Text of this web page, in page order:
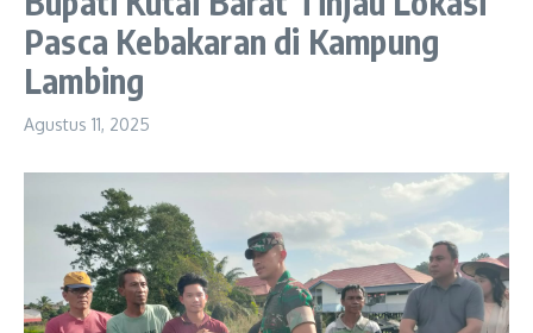
Pasca Kebakaran di Kampung
Lambing
Agustus 11, 2025